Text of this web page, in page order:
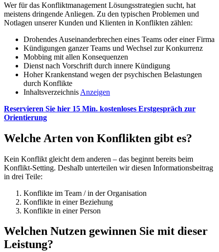
Wer für das Konfliktmanagement Lösungsstrategien sucht, hat
meistens dringende Anliegen. Zu den typischen Problemen und
Notlagen unserer Kunden und Klienten in Konflikten zählen:
Drohendes Auseinanderbrechen eines Teams oder einer Firma
Kündigungen ganzer Teams und Wechsel zur Konkurrenz
Mobbing mit allen Konsequenzen
Dienst nach Vorschrift durch innere Kündigung
Hoher Krankenstand wegen der psychischen Belastungen
durch Konflikte
Inhaltsverzeichnis Anzeigen
Reservieren Sie hier 15 Min. kostenloses Erstgespräch zur
Orientierung
Welche Arten von Konflikten gibt es?
Kein Konflikt gleicht dem anderen – das beginnt bereits beim
Konflikt-Setting. Deshalb unterteilen wir diesen Informationsbeitrag
in drei Teile:
Konflikte im Team / in der Organisation
Konflikte in einer Beziehung
Konflikte in einer Person
Welchen Nutzen gewinnen Sie mit dieser
Leistung?